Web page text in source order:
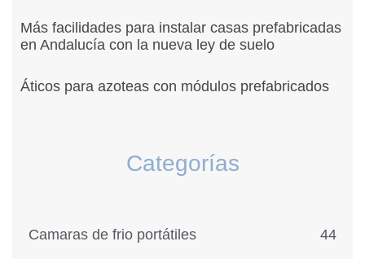
Más facilidades para instalar casas prefabricadas
en Andalucía con la nueva ley de suelo
Áticos para azoteas con módulos prefabricados
Categorías
Camaras de frio portátiles 44